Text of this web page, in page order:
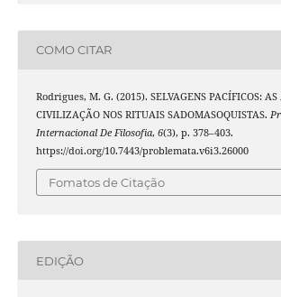
COMO CITAR
Rodrigues, M. G. (2015). SELVAGENS PACÍFICOS:
CIVILIZAÇÃO NOS RITUAIS SADOMASOQUISTAS.
Internacional De Filosofia, 6(3), p. 378–403.
https://doi.org/10.7443/problemata.v6i3.26000
Fomatos de Citação
EDIÇÃO